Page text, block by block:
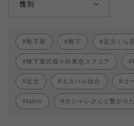
性別
靴下屋 靴下 足元くら
靴下屋武蔵小杉東急スクエア
足元 エスパル仙台 コ
tabio オシャレさんと繋がり